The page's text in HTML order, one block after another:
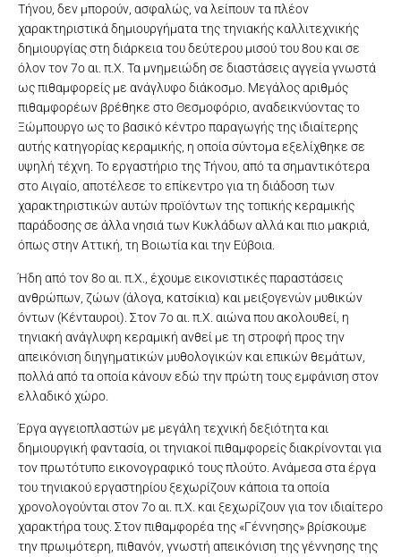
Τήνου, δεν μπορούν, ασφαλώς, να λείπουν τα πλέον
χαρακτηριστικά δημιουργήματα της τηνιακής καλλιτεχνικής
δημιουργίας στη διάρκεια του δεύτερου μισού του 8ου και σε
όλον τον 7ο αι. π.Χ. Τα μνημειώδη σε διαστάσεις αγγεία γνωστά
ως πιθαμφορείς με ανάγλυφο διάκοσμο. Μεγάλος αριθμός
πιθαμφορέων βρέθηκε στο Θεσμοφόριο, αναδεικνύοντας το
Ξώμπουργο ως το βασικό κέντρο παραγωγής της ιδιαίτερης
αυτής κατηγορίας κεραμικής, η οποία σύντομα εξελίχθηκε σε
υψηλή τέχνη. Το εργαστήριο της Τήνου, από τα σημαντικότερα
στο Αιγαίο, αποτέλεσε το επίκεντρο για τη διάδοση των
χαρακτηριστικών αυτών προϊόντων της τοπικής κεραμικής
παράδοσης σε άλλα νησιά των Κυκλάδων αλλά και πιο μακριά,
όπως στην Αττική, τη Βοιωτία και την Εύβοια.
Ήδη από τον 8ο αι. π.Χ., έχουμε εικονιστικές παραστάσεις
ανθρώπων, ζώων (άλογα, κατσίκια) και μειξογενών μυθικών
όντων (Κένταυροι). Στον 7ο αι. π.Χ. αιώνα που ακολουθεί, η
τηνιακή ανάγλυφη κεραμική ανθεί με τη στροφή προς την
απεικόνιση διηγηματικών μυθολογικών και επικών θεμάτων,
πολλά από τα οποία κάνουν εδώ την πρώτη τους εμφάνιση στον
ελλαδικό χώρο.
Έργα αγγειοπλαστών με μεγάλη τεχνική δεξιότητα και
δημιουργική φαντασία, οι τηνιακοί πιθαμφορείς διακρίνονται για
τον πρωτότυπο εικονογραφικό τους πλούτο. Ανάμεσα στα έργα
του τηνιακού εργαστηρίου ξεχωρίζουν κάποια τα οποία
χρονολογούνται στον 7ο αι. π.Χ. και ξεχωρίζουν για τον ιδιαίτερο
χαρακτήρα τους. Στον πιθαμφορέα της «Γέννησης» βρίσκουμε
την πρωιμότερη, πιθανόν, γνωστή απεικόνιση της γέννησης της